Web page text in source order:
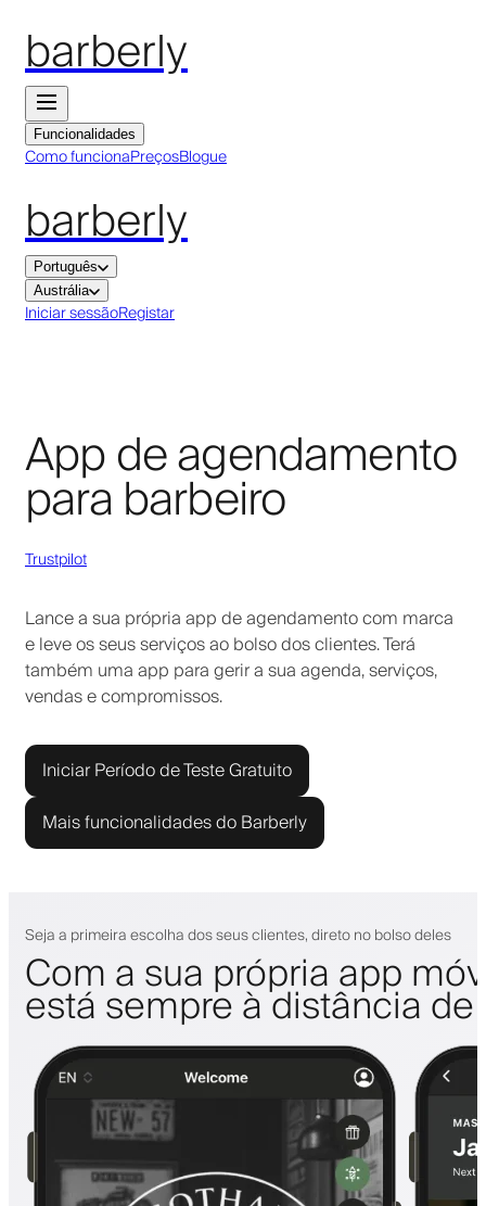
barberly
Funcionalidades
Como funcionaPreçosBlogue
barberly
Português
Austrália
Iniciar sessãoRegistar
App de agendamento
para barbeiro
Trustpilot
Lance a sua própria app de agendamento com marca
e leve os seus serviços ao bolso dos clientes. Terá
também uma app para gerir a sua agenda, serviços,
vendas e compromissos.
Iniciar Período de Teste Gratuito
Mais funcionalidades do Barberly
Seja a primeira escolha dos seus clientes, direto no bolso deles
Com a sua própria app
está sempre à distância